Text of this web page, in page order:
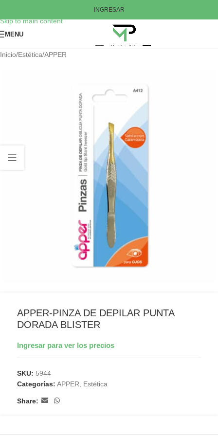
Skip to main content
INGRESAR
MENU
Inicio/Estética/APPER
APPER-PINZA DE DEPILAR PUNTA
DORADA BLISTER
Ingresar para ver los precios
SKU: 5944
Categorías: APPER Estética
Share: